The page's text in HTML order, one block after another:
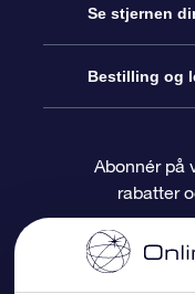
Kontakt oss
Bloggen
Anmeldelser
Online
OSR
OSR-
Bedriftsgaver
Se stjernen
Star Register
One Million
Bestilling og
Abonnér på
rabatter